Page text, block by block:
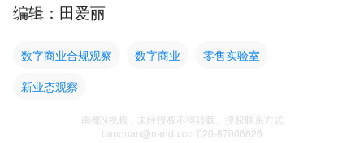
编辑：田爱丽
数字商业合规观察 数字商业
零售实验室
新业态观察
南都N视频，未经授权不得转载、授权联系方式
banquan@nandu.cc. 020-87006626